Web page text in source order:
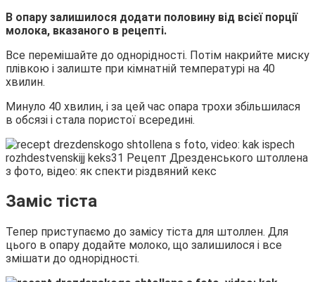
В опару залишилося додати половину від всієї порції
молока, вказаного в рецепті.
Все перемішайте до однорідності. Потім накрийте миску
плівкою і залиште при кімнатній температурі на 40
хвилин.
Минуло 40 хвилин, і за цей час опара трохи збільшилася
в обсязі і стала пористої всередині.
Заміс тіста
Тепер приступаємо до замісу тіста для штоллен. Для
цього в опару додайте молоко, що залишилося і все
змішати до однорідності.